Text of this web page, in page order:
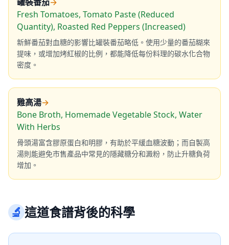
Fresh Tomatoes, Tomato Paste (Reduced
Quantity), Roasted Red Peppers (Increased)
新鮮番茄對血糖的影響比罐裝番茄略低。使用少量的番茄糊來
提味，或增加烤紅椒的比例，都能降低每份料理的碳水化合物
密度。
雞高湯→
Bone Broth, Homemade Vegetable Stock, Water
With Herbs
骨頭湯富含膠原蛋白和明膠，有助於平緩血糖波動；而自製高
湯則能避免市售產品中常見的隱藏糖分和澱粉，防止升糖負荷
增加。
🔬這道食譜背後的科學